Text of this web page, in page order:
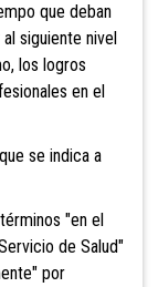
que deban
siguiente nivel
los logros
en el
se indica a
"en el
de Salud"
por